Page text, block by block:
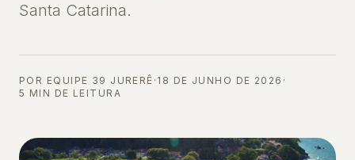
Santa Catarina.
POR EQUIPE 39 JURERÊ · 18 DE JUNHO DE 2026 ·
5 MIN DE LEITURA